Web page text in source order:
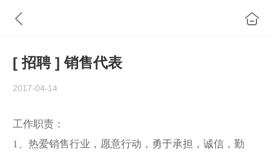
[ 招聘 ] 销售代表
2017-04-14
工作职责：
1、热爱销售行业，愿意行动，勇于承担，诚信，勤